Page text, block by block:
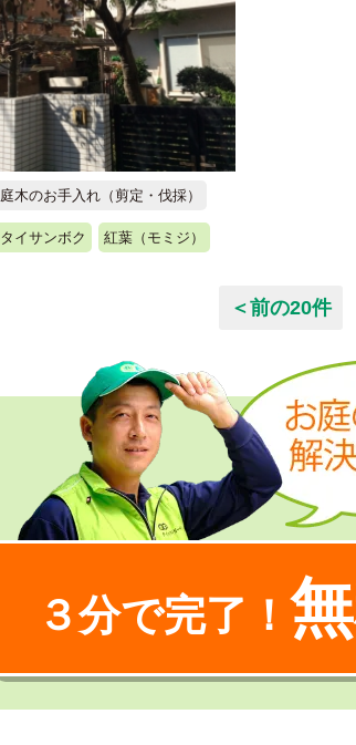
庭木のお手入れ（剪定・伐採）
タイサンボク 紅葉（モミジ）
＜前の20件
３分で完了！